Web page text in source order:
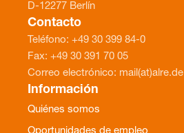
D-12277 Berlín
Contacto
Teléfono: +49 30 399 84-0
Fax: +49 30 391 70 05
Correo electrónico: mail(at)alre.de
Información
Quiénes somos
Oportunidades de empleo